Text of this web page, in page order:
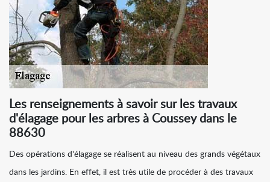
Les renseignements à savoir sur les travaux
d'élagage pour les arbres à Coussey dans le
88630
Des opérations d'élagage se réalisent au niveau des grands végétaux
dans les jardins. En effet, il est très utile de procéder à des travaux